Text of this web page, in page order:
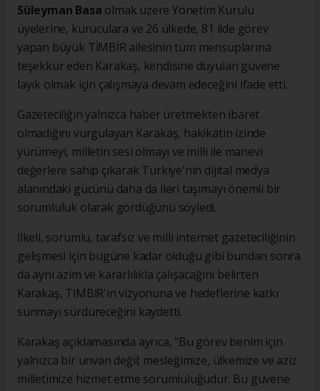
Süleyman Basa olmak üzere Yönetim Kurulu
üyelerine, kuruculara ve 26 ülkede, 81 ilde görev
yapan büyük TİMBİR ailesinin tüm mensuplarına
teşekkür eden Karakaş, kendisine duyulan güvene
layık olmak için çalışmaya devam edeceğini ifade etti.
Gazeteciliğin yalnızca haber üretmekten ibaret
olmadığını vurgulayan Karakaş, hakikatin izinde
yürümeyi, milletin sesi olmayı ve milli ile manevi
değerlere sahip çıkarak Türkiye'nin dijital medya
alanındaki gücünü daha da ileri taşımayı önemli bir
sorumluluk olarak gördüğünü söyledi.
İlkeli, sorumlu, tarafsız ve milli internet gazeteciliğinin
gelişmesi için bugüne kadar olduğu gibi bundan sonra
da aynı azim ve kararlılıkla çalışacağını belirten
Karakaş, TİMBİR'in vizyonuna ve hedeflerine katkı
sunmayı sürdüreceğini kaydetti.
Karakaş açıklamasında ayrıca, "Bu görev benim için
yalnızca bir unvan değil; mesleğimize, ülkemize ve aziz
milletimize hizmet etme sorumluluğudur. Bu güvene